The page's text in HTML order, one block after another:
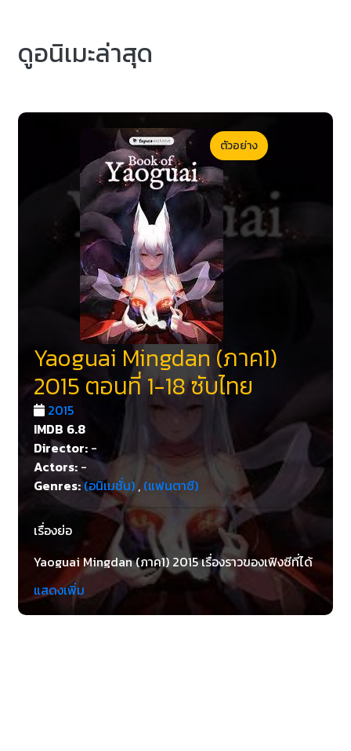
ดูอนิเมะล่าสุด
ตัวอย่าง
Yaoguai Mingdan (ภาค1)
2015 ตอนที่ 1-18 ซับไทย
2015
IMDB 6.8
Director: -
Actors: -
Genres:(อนิเมชั่น) , (แฟนตาซี)
เรื่องย่อ
Yaoguai Mingdan (ภาค1) 2015 เรื่องราวของเฟิงซีที่ได้
เจอกับซาตานสาวหมาจิ้งจอก นางไม้ปีศาจร้าย เเละหญิง
สาวที่มีพลังของนางฟ้าที่มีชื่อว่า เซียนเจีย การได้พบเห็น
ระหว่างหญิงสาวพวกนี้ทำให้เฟิงซีต้องต่อสู้เพื่อป้องกัน
แสดงเพิ่ม